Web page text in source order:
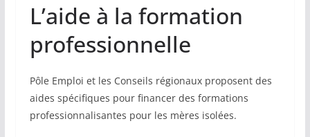
L’aide à la formation
professionnelle
Pôle Emploi et les Conseils régionaux proposent des
aides spécifiques pour financer des formations
professionnalisantes pour les mères isolées.